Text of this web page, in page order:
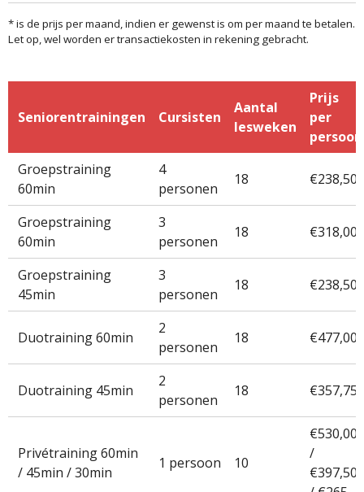
* is de prijs per maand, indien er gewenst is om per maand te betalen.
Let op, wel worden er transactiekosten in rekening gebracht.
Seniorentrainingen Cursisten
Aantal
lesweken
Prijs
per
persoon
Groepstraining
60min
4
personen
18 €238,50
Groepstraining
60min
3
personen
18 €318,00
Groepstraining
45min
3
personen
18 €238,50
Duotraining 60min
2
personen
18 €477,00
Duotraining 45min
2
personen
18 €357,75
Privétraining 60min
/ 45min / 30min
1 persoon 10
€530,00
/
€397,50